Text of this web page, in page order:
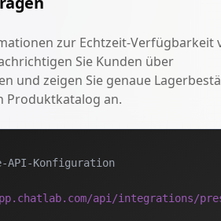
zur Echtzeit-Verfügbarkeit
Sie Kunden über
und zeigen Sie genaue
Produktkatalog an.
API-Konfiguration
api/integrations/